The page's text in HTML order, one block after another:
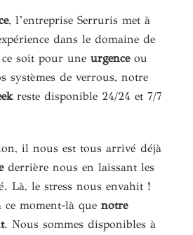
, l’entreprise Serruris met à
dans le domaine de
soit pour une urgenceou
systèmes de verrous, notre
reste disponible 24/24 et 7/7​
il nous est tous arrivé déjà
derrière nous en laissant les
Là, le stress nous envahit !
ce moment-là que notre
. Nous sommes disponibles à